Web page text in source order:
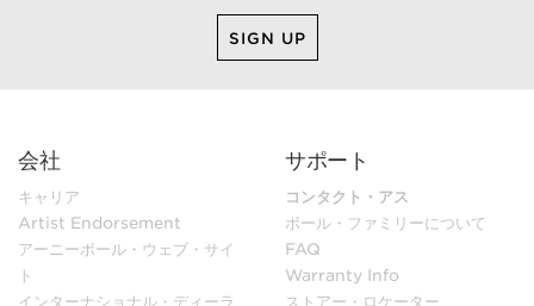
SIGN UP
会社
キャリア
Artist Endorsement
アーニーボール・ウェブ・サイ
ト
インターナショナル・ディーラ
サポート
コンタクト・アス
ボール・ファミリーについて
FAQ
Warranty Info
ストアー・ロケーター